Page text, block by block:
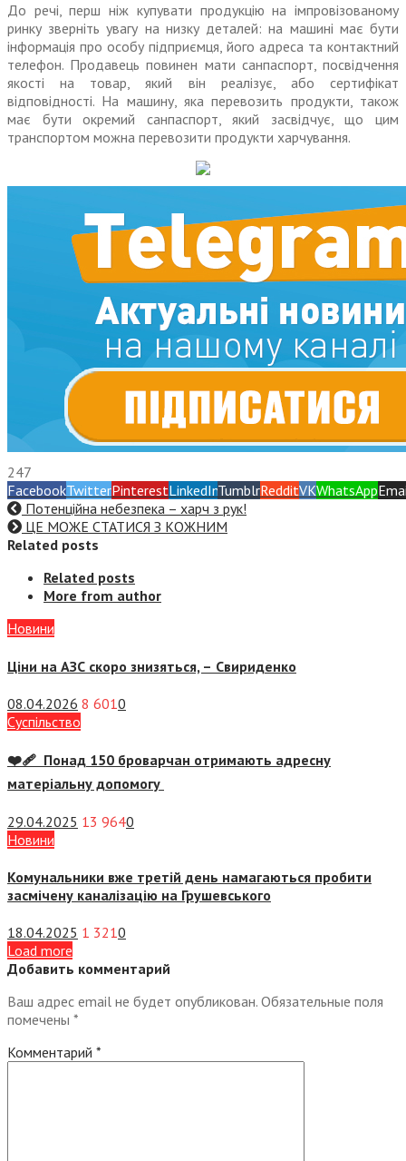
До речі, перш ніж купувати продукцію на імпровізованому
ринку зверніть увагу на низку деталей: на машині має бути
інформація про особу підприємця, його адреса та контактний
телефон. Продавець повинен мати санпаспорт, посвідчення
якості на товар, який він реалізує, або сертифікат
відповідності. На машину, яка перевозить продукти, також
має бути окремий санпаспорт, який засвідчує, що цим
транспортом можна перевозити продукти харчування.
247
FacebookTwitterPinterestLinkedInTumblrRedditVKWhatsApp
Потенційна небезпека – харч з рук!
ЦЕ МОЖЕ СТАТИСЯ З КОЖНИМ
Related posts
Related posts
More from author
Новини
Ціни на АЗС скоро знизяться, – Свириденко
08.04.2026 8 6010
Суспiльство
❤️‍🩹 Понад 150 броварчан отримають адресну
матеріальну допомогу
29.04.2025 13 9640
Новини
Комунальники вже третій день намагаються пробити
засмічену каналізацію на Грушевського
18.04.2025 1 3210
Load more
Добавить комментарий
Ваш адрес email не будет опубликован. Обязательные поля
помечены *
Комментарий *